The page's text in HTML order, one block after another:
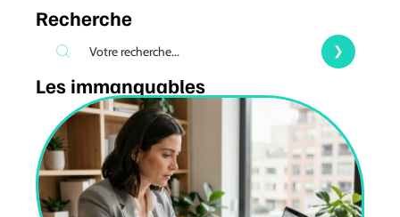
Recherche
Les immanquables